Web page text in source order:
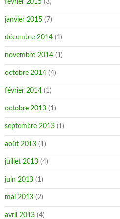
février 2015 (3)
janvier 2015 (7)
décembre 2014 (1)
novembre 2014 (1)
octobre 2014 (4)
février 2014 (1)
octobre 2013 (1)
septembre 2013 (1)
août 2013 (1)
juillet 2013 (4)
juin 2013 (1)
mai 2013 (2)
avril 2013 (4)